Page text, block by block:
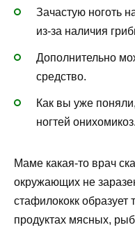
Зачастую ноготь
из-за наличия
Дополнительно
средство.
Как вы уже
ногтей онихомикоз.
Маме какая-то врач
окружающих не
стафилококк
продуктах мясных,